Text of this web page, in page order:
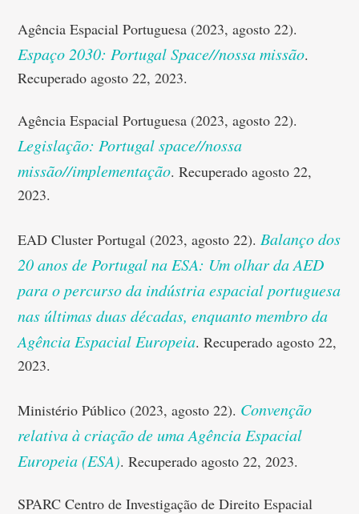
Agência Espacial Portuguesa (2023, agosto 22).
Espaço 2030: Portugal Space//nossa missão.
Recuperado agosto 22, 2023.
Agência Espacial Portuguesa (2023, agosto 22).
Legislação: Portugal space//nossa
missão//implementação. Recuperado agosto 22,
2023.
EAD Cluster Portugal (2023, agosto 22).Balanço dos
20 anos de Portugal na ESA: Um olhar da AED
para o percurso da indústria espacial portuguesa
nas últimas duas décadas, enquanto membro da
Agência Espacial Europeia. Recuperado agosto 22,
2023.
Ministério Público (2023, agosto 22). Convenção
relativa à criação de uma Agência Espacial
Europeia (ESA). Recuperado agosto 22, 2023.
SPARC Centro de Investigação de Direito Espacial